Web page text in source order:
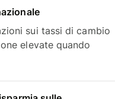
sui tassi di cambio
elevate quando